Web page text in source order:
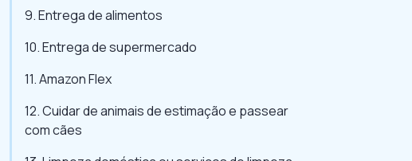
9. Entrega de alimentos
10. Entrega de supermercado
11. Amazon Flex
12. Cuidar de animais de estimação e passear
com cães